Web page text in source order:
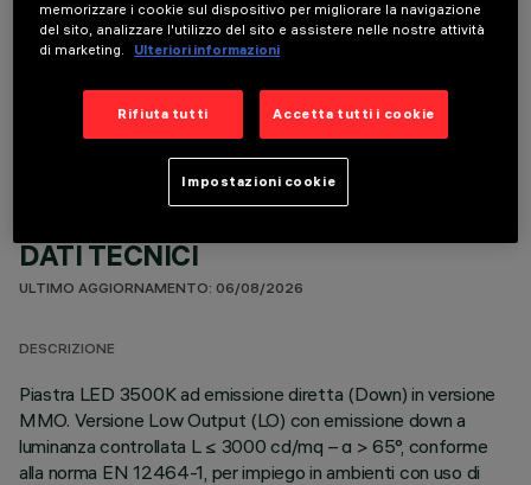
COMPONENTI OPZIONALI
DATI TECNICI
ULTIMO AGGIORNAMENTO: 06/08/2026
DESCRIZIONE
Piastra LED 3500K ad emissione diretta (Down) in versione
MMO. Versione Low Output (LO) con emissione down a
luminanza controllata L ≤ 3000 cd/mq – α > 65°, conforme
alla norma EN 12464-1, per impiego in ambienti con uso di
memorizzare i cookie sul dispositivo per migliorare la navigazione
del sito, analizzare l'utilizzo del sito e assistere nelle nostre attività
di marketing.
Ulteriori informazioni
Rifiuta tutti Accetta tutti i cookie
Impostazioni cookie